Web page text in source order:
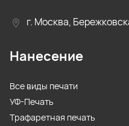
г. Москва,
Нанесение
Все виды печати
УФ-Печать
Трафаретная печать